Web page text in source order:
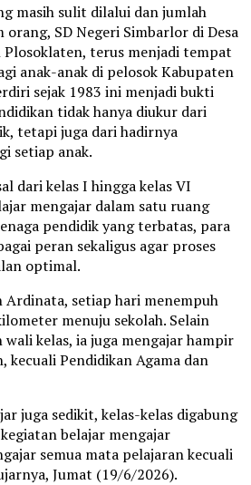
masih sulit dilalui dan jumlah
orang, SD Negeri Simbarlor di Desa
Plosoklaten, terus menjadi tempat
anak-anak di pelosok Kabupaten
sejak 1983 ini menjadi bukti
tidak hanya diukur dari
tetapi juga dari hadirnya
setiap anak.
dari kelas I hingga kelas VI
mengajar dalam satu ruang
pendidik yang terbatas, para
peran sekaligus agar proses
optimal.
Ardinata, setiap hari menempuh
menuju sekolah. Selain
wali kelas, ia juga mengajar hampir
kecuali Pendidikan Agama dan
juga sedikit, kelas-kelas digabung
belajar mengajar
semua mata pelajaran kecuali
Jumat (19/6/2026).